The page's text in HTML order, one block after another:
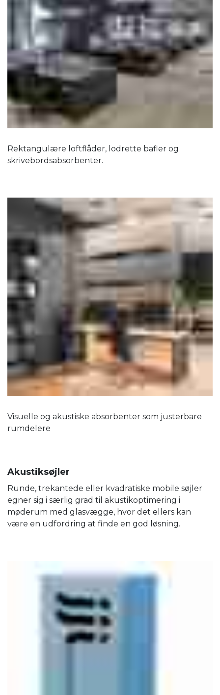
Rektangulære loftflåder, lodrette bafler og
skrivebordsabsorbenter.
Visuelle og akustiske absorbenter som justerbare
rumdelere
Akustiksøjler
Runde, trekantede eller kvadratiske mobile søjler
egner sig i særlig grad til akustikoptimering i
møderum med glasvægge, hvor det ellers kan
være en udfordring at finde en god løsning.